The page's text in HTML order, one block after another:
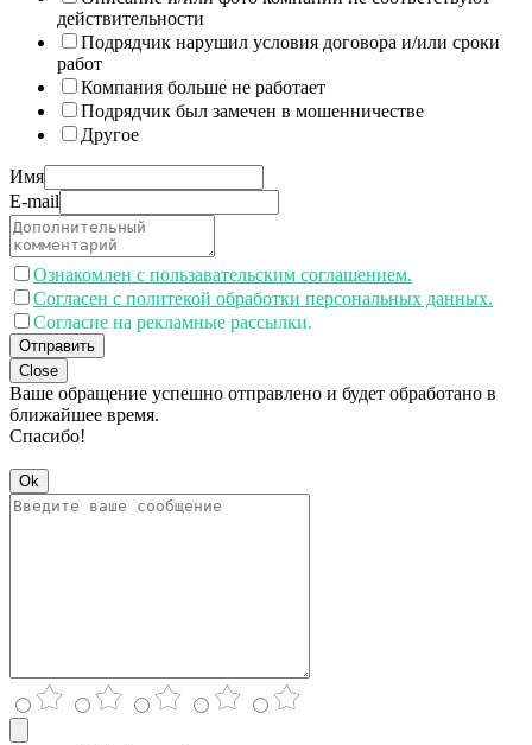
действительности
Подрядчик нарушил условия договора и/или сроки
работ
Компания больше не работает
Подрядчик был замечен в мошенничестве
Другое
Имя
E-mail
Ознакомлен с пользавательским соглашением.
Согласен с политекой обработки персональных данных.
Согласие на рекламные рассылки.
Отправить
Close
Ваше обращение успешно отправлено и будет обработано в
ближайшее время.
Спасибо!
Ok